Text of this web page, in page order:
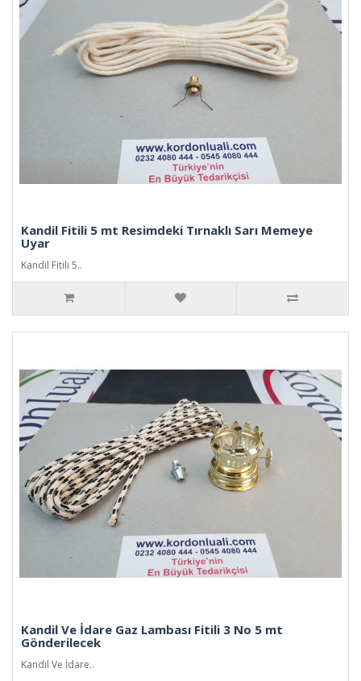
Kandil Fitili 5 mt Resimdeki Tırnaklı Sarı Memeye
Uyar
Kandil Fitili 5..
Kandil Ve İdare Gaz Lambası Fitili 3 No 5 mt
Gönderilecek
Kandil Ve İdare..